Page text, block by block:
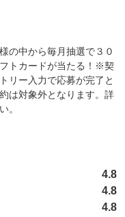
の中から毎月抽選で３０
トカードが当たる！※契
リー入力で応募が完了と
は対象外となります。詳
。
4.8
4.8
4.8